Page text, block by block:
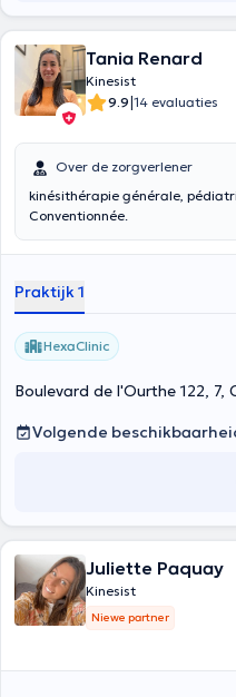
Tania Renard
Kinesist
9.9|14 evaluaties
Over de zorgverlener
kinésithérapie générale,
Conventionnée.
Praktijk 1
HexaClinic
Boulevard de l'Ourthe 122, 7,
Volgende
Juliette Paquay
Kinesist
Niewe partner